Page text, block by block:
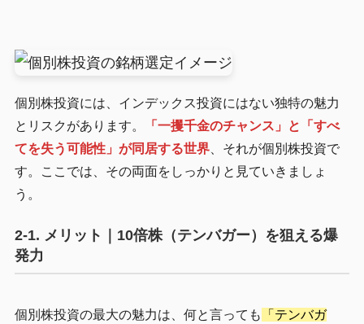
個別株投資には、インデックス投資にはない独特の魅力
とリスクがあります。
「一攫千金のチャンス」と「すべ
てを失う可能性」が同居する世界、それが個別株投資で
す。ここでは、その両面をしっかりと見ていきましょ
う。
2-1. メリット｜10倍株（テンバガー）を狙える爆
発力
個別株投資の最大の魅力は、何と言っても
「テンバガ